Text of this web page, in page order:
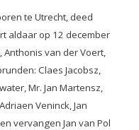
te Utrecht, deed
aldaar op 12 december
Anthonis van der Voert,
Claes Jacobsz,
Mr. Jan Martensz,
Veninck, Jan
vervangen Jan van Pol